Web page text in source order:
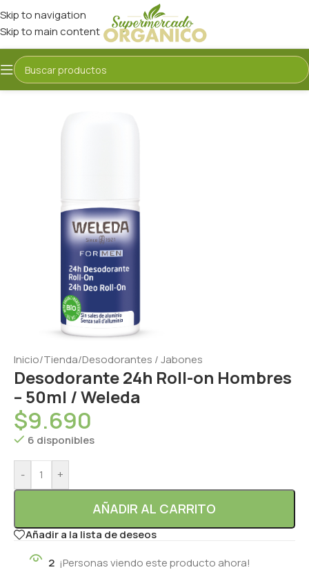
Skip to navigation
Skip to main content
Inicio/Tienda/Desodorantes / Jabones
Desodorante 24h Roll-on Hombres
– 50ml / Weleda
$9.690
6 disponibles
- +
AÑADIR AL CARRITO
Añadir a la lista de deseos
2 ¡Personas viendo este producto ahora!